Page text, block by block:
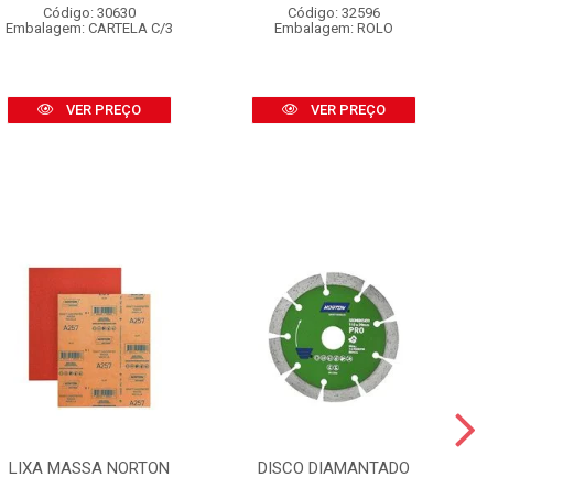
Código: 30630
Embalagem: CARTELA C/3
VER PREÇO
Código: 32596
Embalagem: ROLO
VER PREÇO
LIXA MASSA NORTON DISCO DIAMANTADO